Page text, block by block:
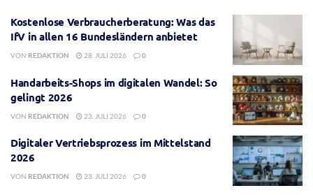
Kostenlose Verbraucherberatung: Was das
IfV in allen 16 Bundesländern anbietet
VON REDAKTION 28. JULI 2026 0
Handarbeits-Shops im digitalen Wandel: So
gelingt 2026
VON REDAKTION 23. JULI 2026 0
Digitaler Vertriebsprozess im Mittelstand
2026
VON REDAKTION 23. JULI 2026 0